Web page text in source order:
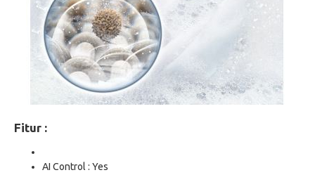
Fitur :
AI Control : Yes